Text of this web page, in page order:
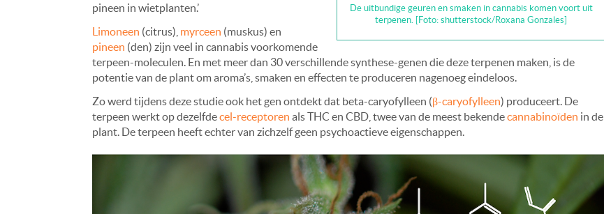
De uitbundige geuren en smaken in cannabis komen voort uit
terpenen. [Foto: shutterstock/Roxana Gonzales]
pineen in wietplanten.’
Limoneen (citrus), myrceen (muskus) en
pineen (den) zijn veel in cannabis voorkomende
terpeen-moleculen. En met meer dan 30 verschillende synthese-genen die deze terpenen maken, is de
potentie van de plant om aroma’s, smaken en effecten te produceren nagenoeg eindeloos.
Zo werd tijdens deze studie ook het gen ontdekt dat beta-caryofylleen (β-caryofylleen) produceert. De
terpeen werkt op dezelfdecel-receptoren als THC en CBD, twee van de meest bekendecannabinoïden in de
plant. De terpeen heeft echter van zichzelf geen psychoactieve eigenschappen.